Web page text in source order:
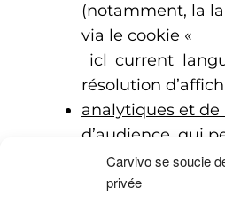
Carvivo se soucie
privée
(notamment, la
via le cookie «
résolution
analytiques et de
d’audience , qui
suivre la
Utilisateurs à des